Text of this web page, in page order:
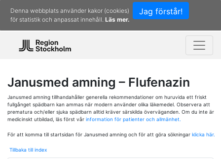
Jag förstår!
Denna webbplats använder kakor (cookies)
för statistik och anpassat innehåll. Läs mer.
Janusmed amning – Flufenazin
Janusmed amning tillhandahåller generella rekommendationer om huruvida ett friskt
fullgånget spädbarn kan ammas när modern använder olika läkemedel. Observera att
prematura och/eller sjuka spädbarn alltid kräver särskilda överväganden. Om du inte är
medicinskt utbildad, läs först vår information för patienter och allmänhet.
För att komma till startsidan för Janusmed amning och för att göra sökningar klicka här.
Tillbaka till index